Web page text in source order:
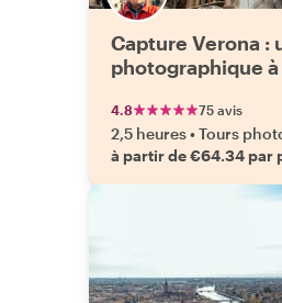
Capture Verona :
photographique
4.8 75 avis
2,5 heures•Tours
à partir de €64.34 par